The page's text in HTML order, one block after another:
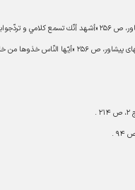
4- شرح نهج البلاغه ابن ابى‏ الحديد، ج